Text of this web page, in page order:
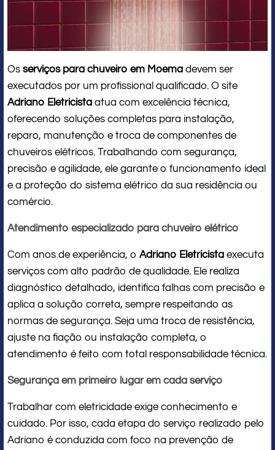
Os serviços para chuveiro em Moema devem ser
executados por um profissional qualificado. O site
Adriano Eletricista atua com excelência técnica,
oferecendo soluções completas para instalação,
reparo, manutenção e troca de componentes de
chuveiros elétricos. Trabalhando com segurança,
precisão e agilidade, ele garante o funcionamento ideal
e a proteção do sistema elétrico da sua residência ou
comércio.
Atendimento especializado para chuveiro elétrico
Com anos de experiência, o Adriano Eletricista executa
serviços com alto padrão de qualidade. Ele realiza
diagnóstico detalhado, identifica falhas com precisão e
aplica a solução correta, sempre respeitando as
normas de segurança. Seja uma troca de resistência,
ajuste na fiação ou instalação completa, o
atendimento é feito com total responsabilidade técnica.
Segurança em primeiro lugar em cada serviço
Trabalhar com eletricidade exige conhecimento e
cuidado. Por isso, cada etapa do serviço realizado pelo
Adriano é conduzida com foco na prevenção de